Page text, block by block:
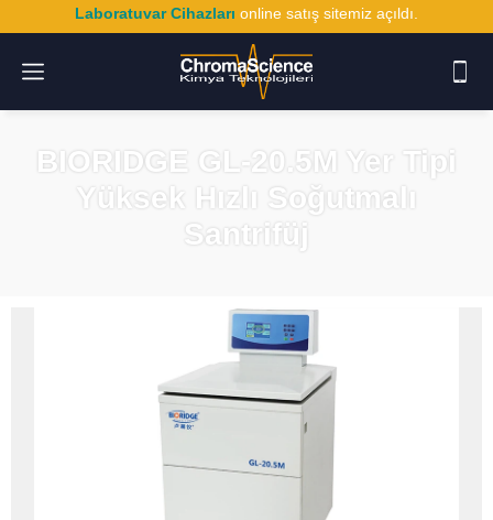
Laboratuvar Cihazları online satış sitemiz açıldı.
BIORIDGE GL-20.5M Yer Tipi
Yüksek Hızlı Soğutmalı
Santrifüj